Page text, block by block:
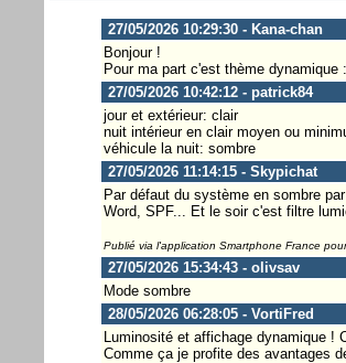
27/05/2026 10:29:30 - Kana-chan
Bonjour !
Pour ma part c'est thème
27/05/2026 10:42:12 - patrick84
jour et extérieur: clair
nuit intérieur en clair moyen ou
véhicule la nuit: sombre
27/05/2026 11:14:15 - Skypichat
Par défaut du système en sombre
Word, SPF... Et le soir c'est filtre
Publié via l'application Smartphone France
27/05/2026 15:34:43 - olivsav
Mode sombre
28/05/2026 06:28:05 - VortiFred
Luminosité et affichage dynamique !
Comme ça je profite des avantages